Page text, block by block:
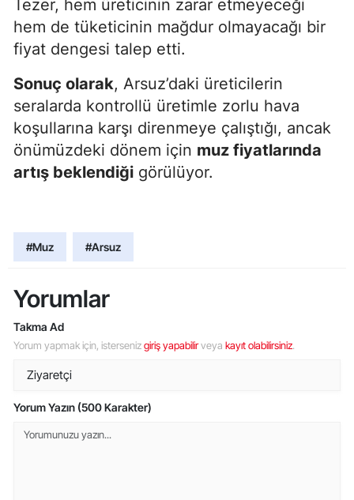
Tezer, hem üreticinin zarar etmeyeceği
hem de tüketicinin mağdur olmayacağı bir
fiyat dengesi talep etti.
Sonuç olarak, Arsuz’daki üreticilerin
seralarda kontrollü üretimle zorlu hava
koşullarına karşı direnmeye çalıştığı, ancak
önümüzdeki dönem için muz fiyatlarında
artış beklendiği görülüyor.
#Muz #Arsuz
Yorumlar
Takma Ad
Yorum yapmak için, istersenizgiriş yapabilirveya kayıt olabilirsiniz.
Yorum Yazın (500 Karakter)